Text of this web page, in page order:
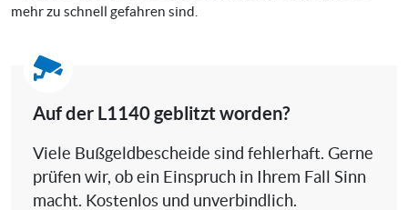
mehr zu schnell gefahren sind.
Auf der L1140 geblitzt worden?
Viele Bußgeldbescheide sind fehlerhaft. Gerne
prüfen wir, ob ein Einspruch in Ihrem Fall Sinn
macht. Kostenlos und unverbindlich.